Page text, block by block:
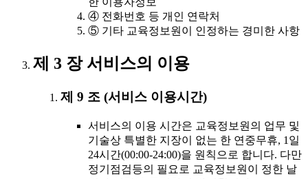
④ 전화번호 등 개인 연락처
⑤ 기타 교육정보원이 인정하는 경미한 사항
제 3 장 서비스의 이용
제 9 조 (서비스 이용시간)
서비스의 이용 시간은 교육정보원의 업무 및
기술상 특별한 지장이 없는 한 연중무휴, 1일
24시간(00:00-24:00)을 원칙으로 합니다. 다만
정기점검등의 필요로 교육정보원이 정한 날